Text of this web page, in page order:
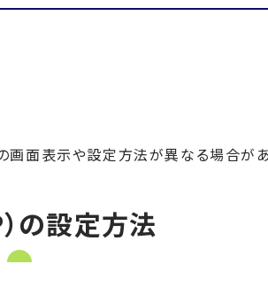
画面表示や設定方法が異なる場合が
の設定方法